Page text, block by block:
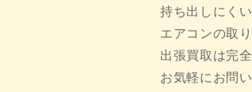
持ち出しにく
エアコンの取
出張買取は完
お気軽にお問